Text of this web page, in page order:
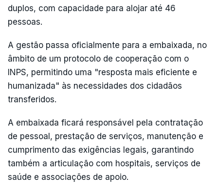
duplos, com capacidade para alojar até 46
pessoas.
A gestão passa oficialmente para a embaixada, no
âmbito de um protocolo de cooperação com o
INPS, permitindo uma "resposta mais eficiente e
humanizada" às necessidades dos cidadãos
transferidos.
A embaixada ficará responsável pela contratação
de pessoal, prestação de serviços, manutenção e
cumprimento das exigências legais, garantindo
também a articulação com hospitais, serviços de
saúde e associações de apoio.